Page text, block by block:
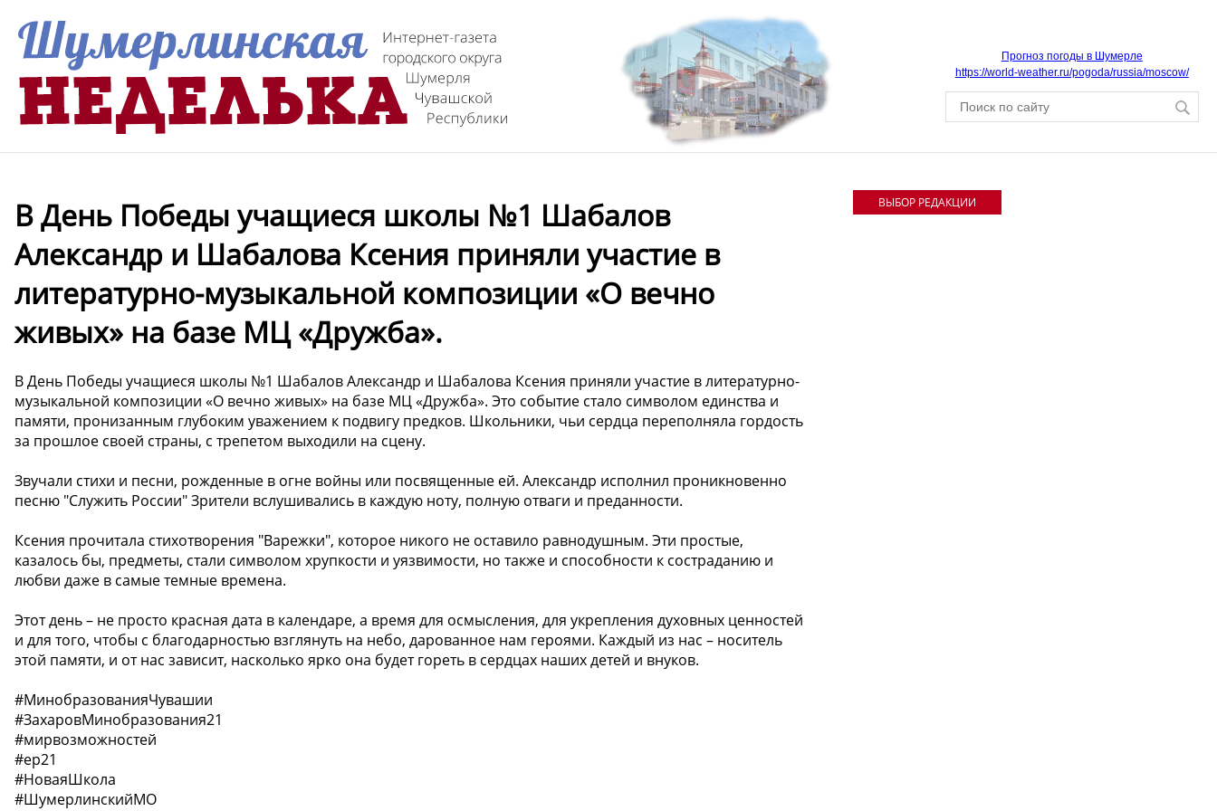
Прогноз погоды в Шумерле
https://world-weather.ru/pogoda/russia/moscow/
В День Победы учащиеся школы №1 Шабалов
Александр и Шабалова Ксения приняли участие в
литературно-музыкальной композиции «О вечно
живых» на базе МЦ «Дружба».
В День Победы учащиеся школы №1 Шабалов Александр и Шабалова Ксения приняли участие в литературно-
музыкальной композиции «О вечно живых» на базе МЦ «Дружба». Это событие стало символом единства и
памяти, пронизанным глубоким уважением к подвигу предков. Школьники, чьи сердца переполняла гордость
за прошлое своей страны, с трепетом выходили на сцену.
Звучали стихи и песни, рожденные в огне войны или посвященные ей. Александр исполнил проникновенно
песню "Служить России" Зрители вслушивались в каждую ноту, полную отваги и преданности.
Ксения прочитала стихотворения "Варежки", которое никого не оставило равнодушным. Эти простые,
казалось бы, предметы, стали символом хрупкости и уязвимости, но также и способности к состраданию и
любви даже в самые темные времена.
️Этот день – не просто красная дата в календаре, а время для осмысления, для укрепления духовных ценностей
и для того, чтобы с благодарностью взглянуть на небо, дарованное нам героями. Каждый из нас – носитель
этой памяти, и от нас зависит, насколько ярко она будет гореть в сердцах наших детей и внуков.
#МинобразованияЧувашии
#ЗахаровМинобразования21
#мирвозможностей
#ер21
#НоваяШкола
#ШумерлинскийМО
ВЫБОР РЕДАКЦИИ